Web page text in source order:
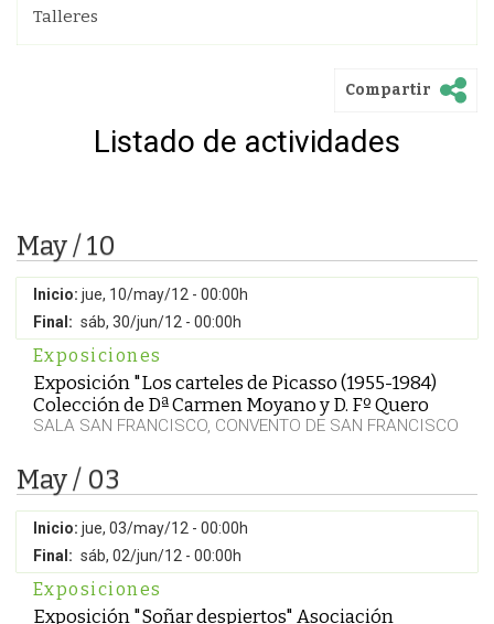
Talleres
Compartir
Listado de actividades
May / 10
Inicio: jue, 10/may/12 - 00:00h
Final: sáb, 30/jun/12 - 00:00h
Exposiciones
Exposición "Los carteles de Picasso (1955-1984)
Colección de Dª Carmen Moyano y D. Fº Quero
SALA SAN FRANCISCO, CONVENTO DE SAN FRANCISCO
May / 03
Inicio: jue, 03/may/12 - 00:00h
Final: sáb, 02/jun/12 - 00:00h
Exposiciones
Exposición "Soñar despiertos" Asociación